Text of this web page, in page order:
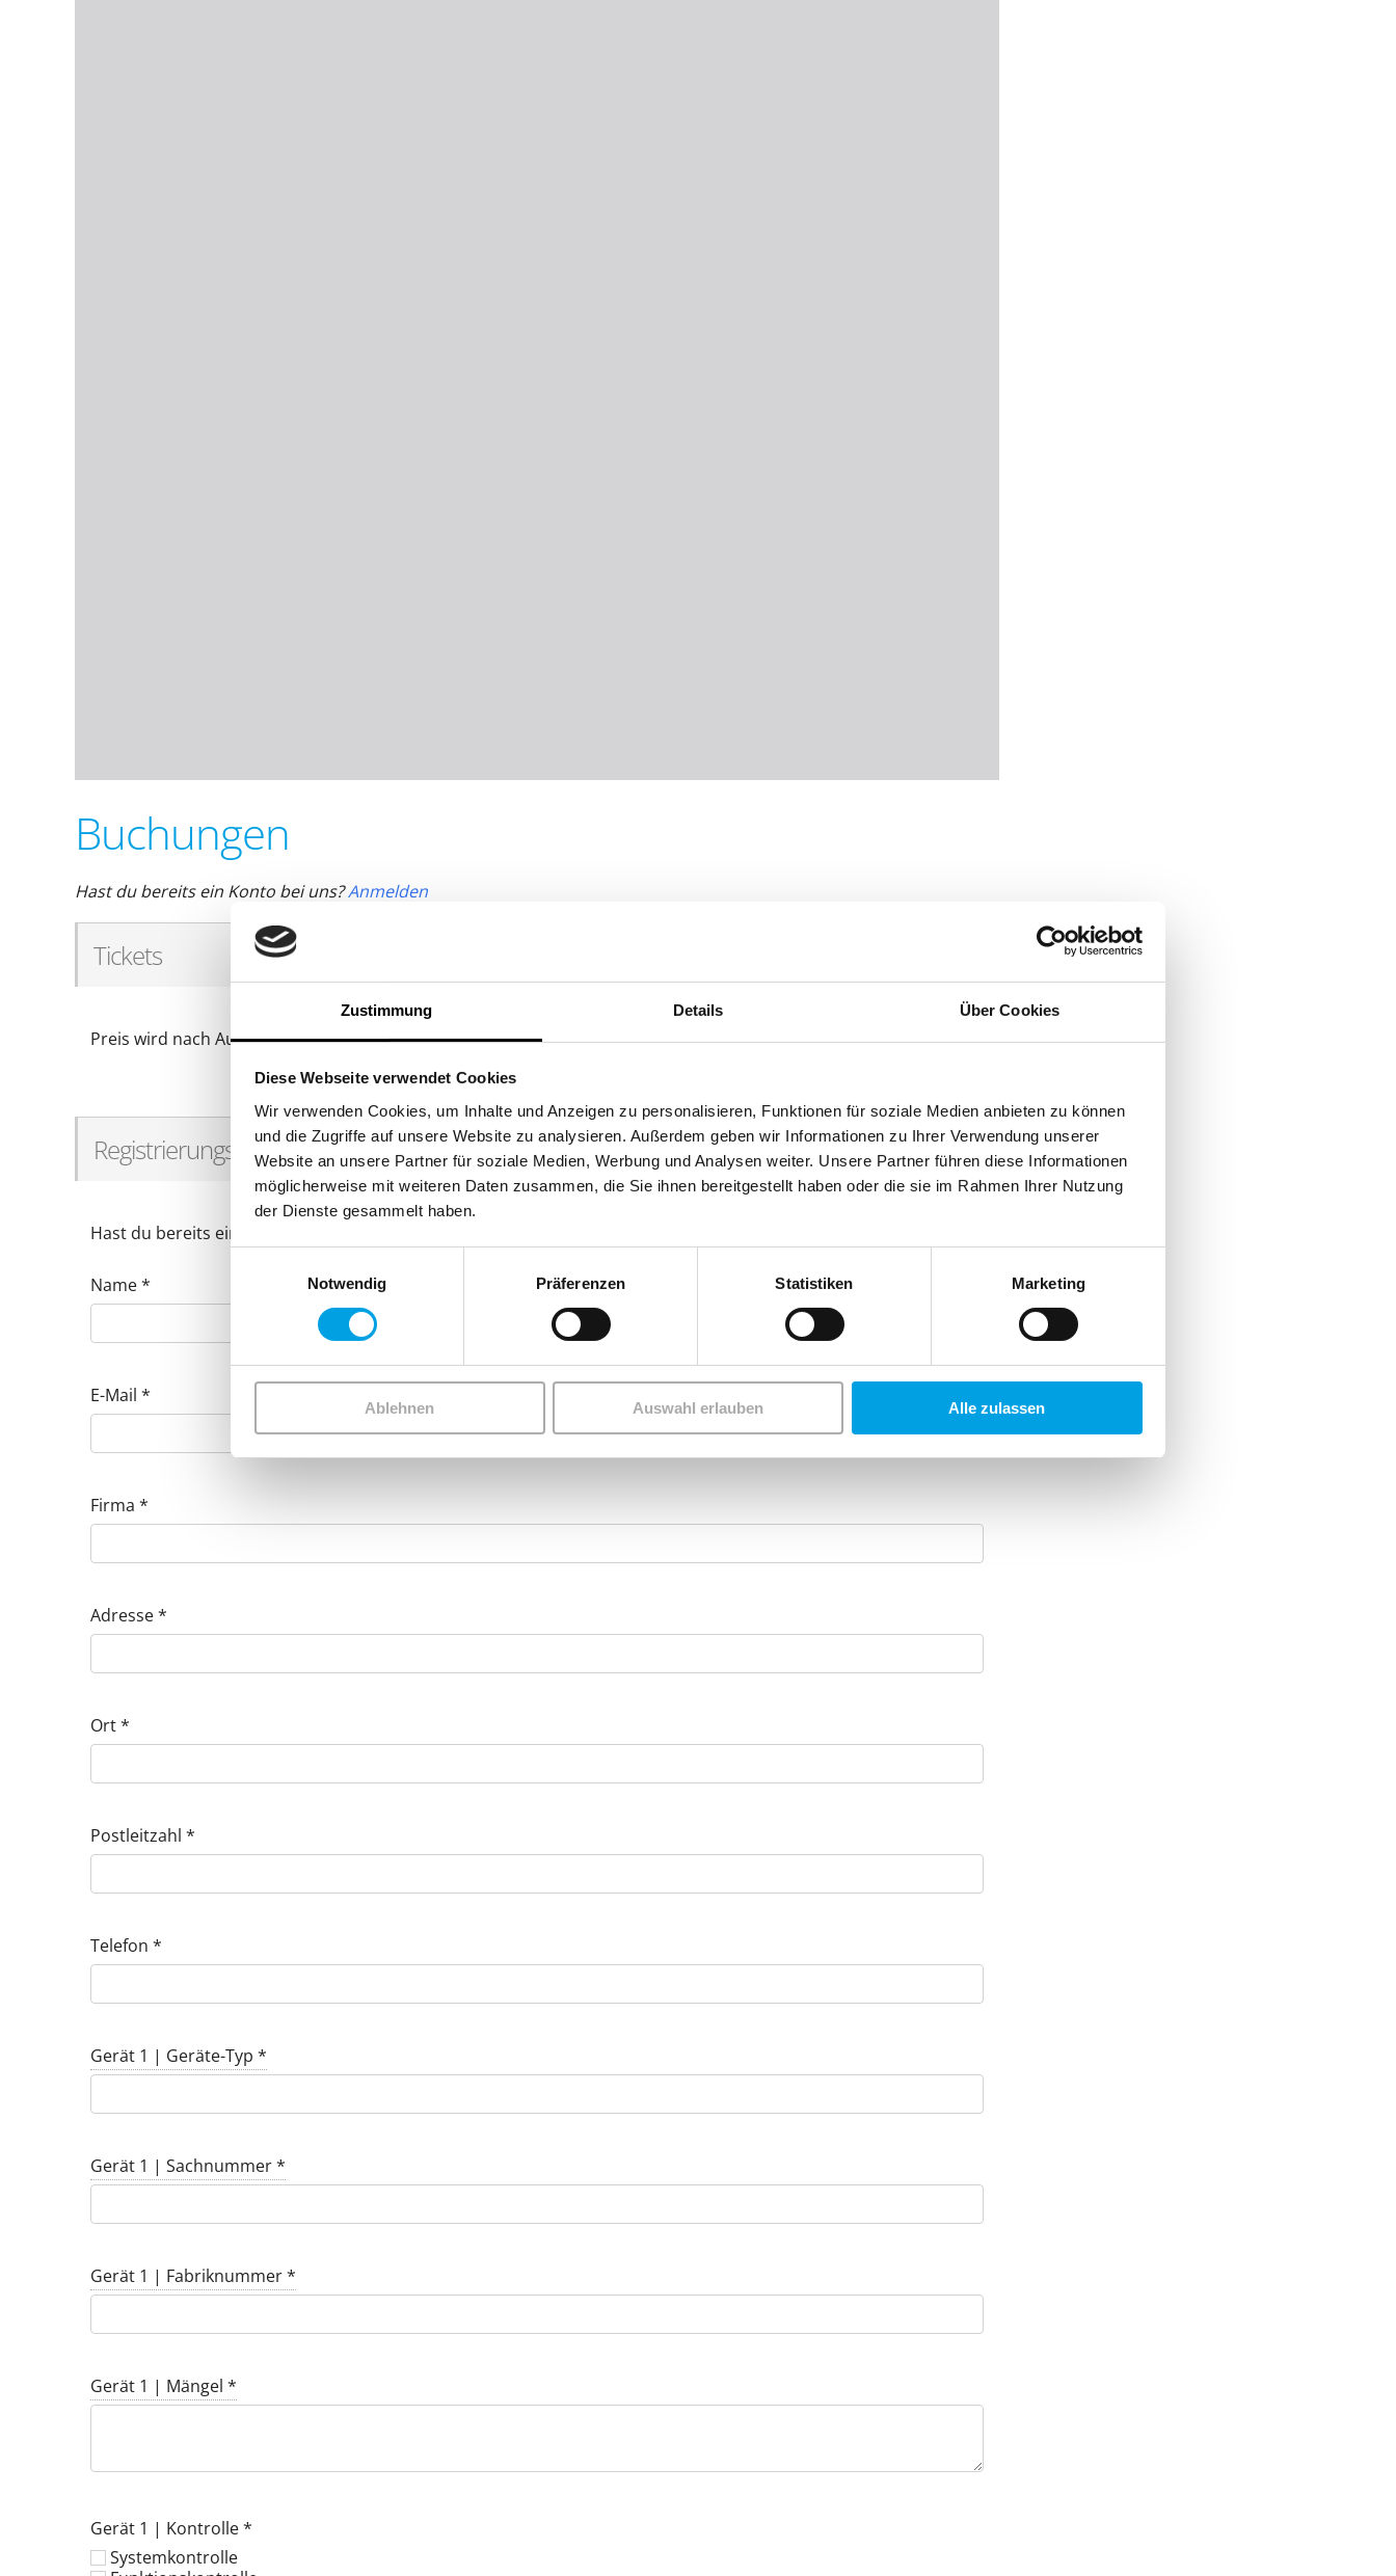
Zustimmung Details Über Cookies
Diese Webseite verwendet Cookies
Wir verwenden Cookies, um Inhalte und Anzeigen zu personalisieren, Funktionen für soziale Medien anbieten zu können
und die Zugriffe auf unsere Website zu analysieren. Außerdem geben wir Informationen zu Ihrer Verwendung unserer
Website an unsere Partner für soziale Medien, Werbung und Analysen weiter. Unsere Partner führen diese Informationen
möglicherweise mit weiteren Daten zusammen, die Sie ihnen bereitgestellt haben oder die sie im Rahmen Ihrer Nutzung
der Dienste gesammelt haben.
Notwendig
Präferenzen Statistiken Marketing
Ablehnen Auswahl erlauben Alle zulassen
Buchungen
Hast du bereits ein Konto bei uns?Anmelden
Tickets
Preis wird nach Aufwand berechnet.
Registrierungsinformationen
Hast du bereits ein Konto bei uns?
Name*
E-Mail *
Firma *
Adresse*
Ort*
Postleitzahl *
Telefon *
Gerät 1 | Geräte-Typ *
Gerät 1 | Sachnummer*
Gerät 1 | Fabriknummer*
Gerät 1 | Mängel *
Gerät 1 | Kontrolle*
Systemkontrolle